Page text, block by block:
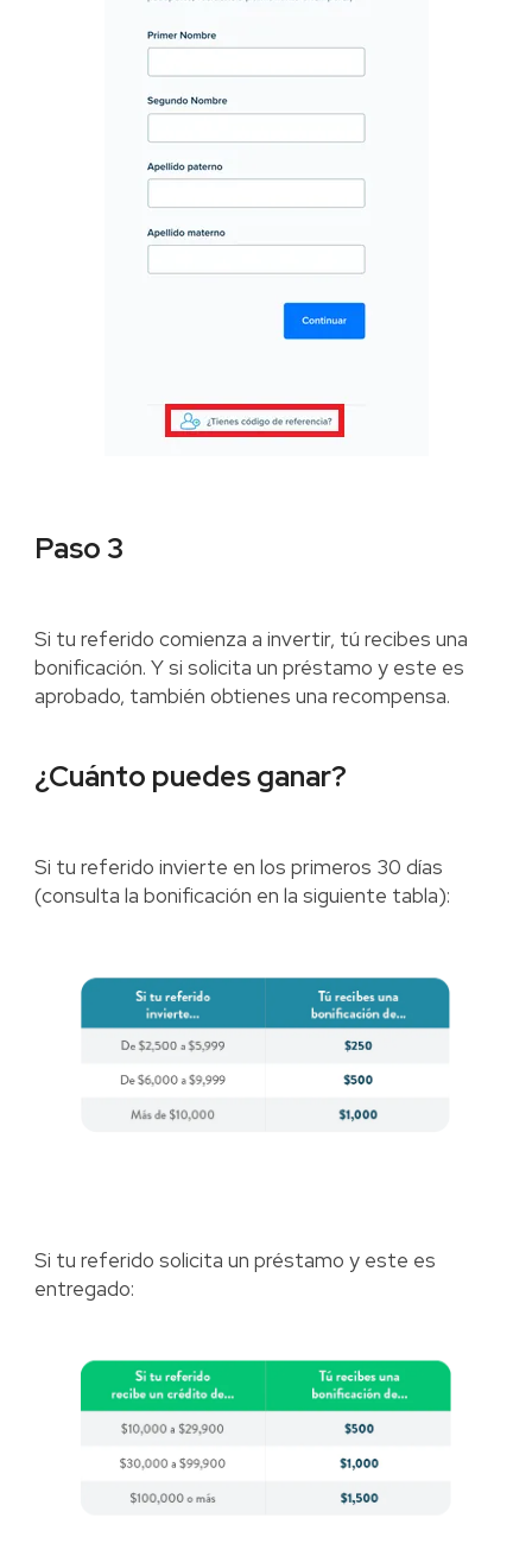
Paso 3
Si tu referido comienza a invertir, tú recibes una
bonificación. Y si solicita un préstamo y este es
aprobado, también obtienes una recompensa.
¿Cuánto puedes ganar?
Si tu referido invierte en los primeros 30 días
(consulta la bonificación en la siguiente tabla):
Si tu referido solicita un préstamo y este es
entregado: